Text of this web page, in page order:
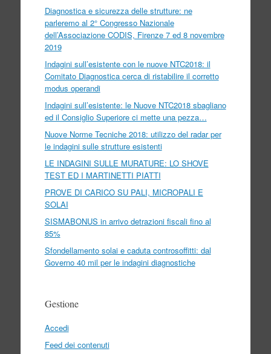
Diagnostica e sicurezza delle strutture: ne
parleremo al 2° Congresso Nazionale
dell’Associazione CODIS, Firenze 7 ed 8 novembre
2019
Indagini sull’esistente con le nuove NTC2018: il
Comitato Diagnostica cerca di ristabilire il corretto
modus operandi
Indagini sull’esistente: le Nuove NTC2018 sbagliano
ed il Consiglio Superiore ci mette una pezza…
Nuove Norme Tecniche 2018: utilizzo del radar per
le indagini sulle strutture esistenti
LE INDAGINI SULLE MURATURE: LO SHOVE
TEST ED I MARTINETTI PIATTI
PROVE DI CARICO SU PALI, MICROPALI E
SOLAI
SISMABONUS in arrivo detrazioni fiscali fino al
85%
Sfondellamento solai e caduta controsoffitti: dal
Governo 40 mil per le indagini diagnostiche
Gestione
Accedi
Feed dei contenuti